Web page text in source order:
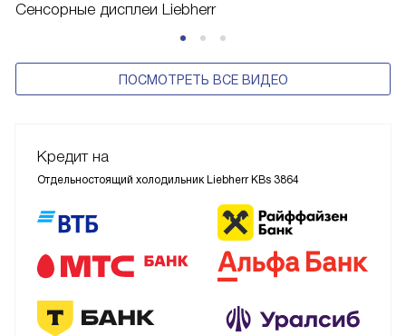
Сенсорные дисплеи Liebherr
ПОСМОТРЕТЬ ВСЕ ВИДЕО
Кредит на
Отдельностоящий холодильник Liebherr KBs 3864